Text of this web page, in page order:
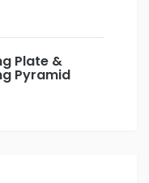
Plate &
Pyramid